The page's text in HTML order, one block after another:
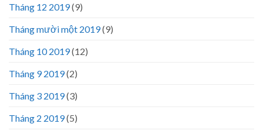
Tháng 12 2019(9)
Tháng mười một 2019(9)
Tháng 10 2019(12)
Tháng 9 2019(2)
Tháng 3 2019(3)
Tháng 2 2019(5)